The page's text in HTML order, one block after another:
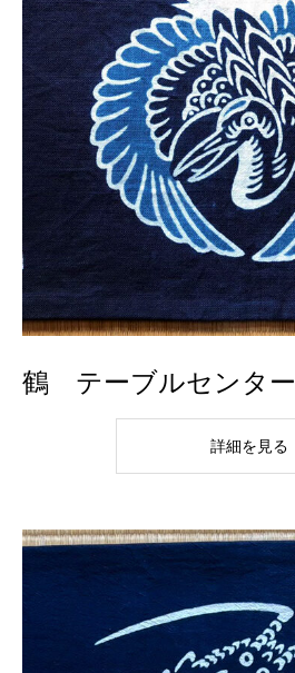
鶴 テーブルセンター
詳細を見る